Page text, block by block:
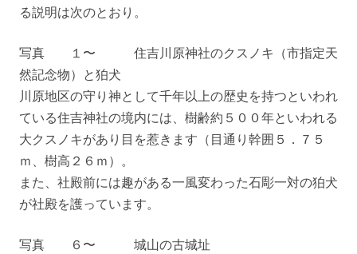
る説明は次のとおり。
写真 １〜 住吉川原神社のクスノキ（市指定天
然記念物）と狛犬
川原地区の守り神として千年以上の歴史を持つといわれ
ている住吉神社の境内には、樹齢約５００年といわれる
大クスノキがあり目を惹きます（目通り幹囲５．７５
ｍ、樹高２６ｍ）。
また、社殿前には趣がある一風変わった石彫一対の狛犬
が社殿を護っています。
写真 ６〜 城山の古城址